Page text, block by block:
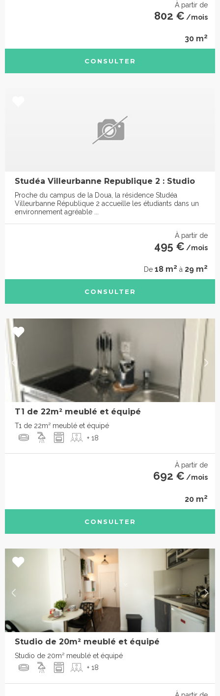
À partir de
802 € /mois
30 m2
CONSULTER
Studéa Villeurbanne Republique 2 : Studio
Proche du campus de la Doua, la résidence Studéa
Villeurbanne République 2 accueille les étudiants dans un
environnement agréable ...
À partir de
495 € /mois
De 18 m2 à 29 m2
CONSULTER
T1 de 22m² meublé et équipé
T1 de 22m² meublé et équipé
+ 18
À partir de
692 € /mois
20 m2
CONSULTER
Studio de 20m² meublé et équipé
Studio de 20m² meublé et équipé
+ 18